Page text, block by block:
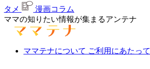
タメ
漫画コラム
ママの知りたい情報が集まるアンテナ
ママテナについて ご利用にあたって